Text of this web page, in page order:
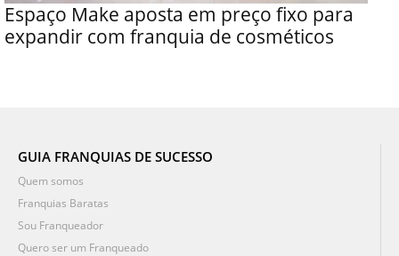
Espaço Make aposta em preço fixo para
expandir com franquia de cosméticos
GUIA FRANQUIAS DE SUCESSO
Quem somos
Franquias Baratas
Sou Franqueador
Quero ser um Franqueado